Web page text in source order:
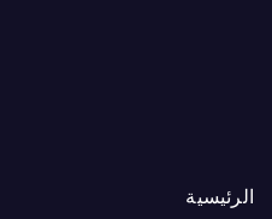
الرئيسية